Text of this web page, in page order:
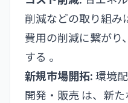
削減などの取り組み
費用の削減に繋がり
する 。
新規市場開拓:環境
開発・販売 は、新